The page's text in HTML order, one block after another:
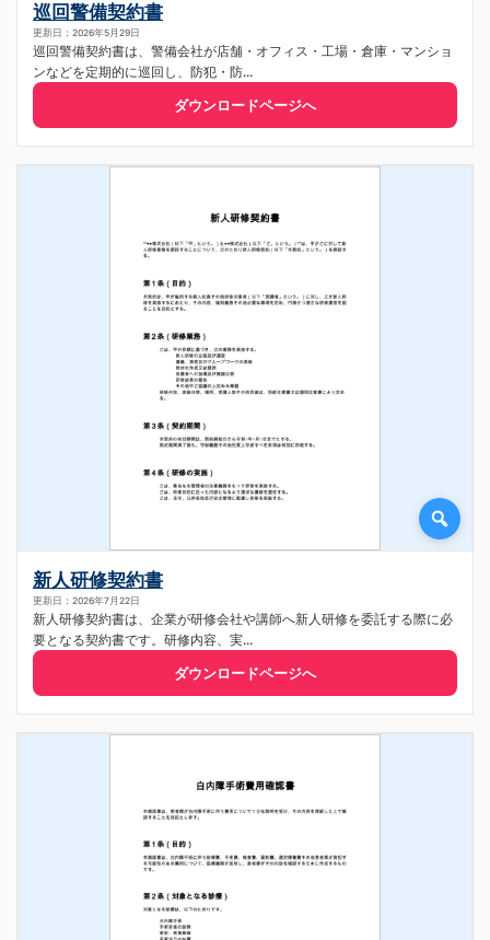
巡回警備契約書
更新日：2026年5月29日
巡回警備契約書は、警備会社が店舗・オフィス・工場・倉庫・マンショ
ンなどを定期的に巡回し、防犯・防...
ダウンロードページへ
新人研修契約書
更新日：2026年7月22日
新人研修契約書は、企業が研修会社や講師へ新人研修を委託する際に必
要となる契約書です。研修内容、実...
ダウンロードページへ